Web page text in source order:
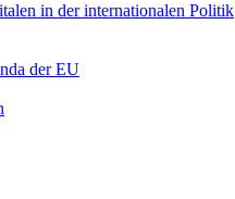
in der internationalen Politik
der EU